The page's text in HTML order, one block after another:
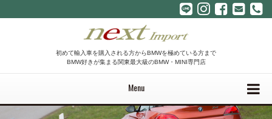
初めて輸入車を購入される方からBMWを極めている方まで
BMW好きが集まる関東最大級のBMW・MINI専門店
Menu